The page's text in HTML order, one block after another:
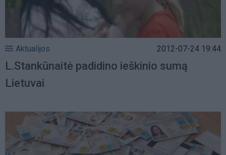
Aktualijos 2012-07-24 19:44
L.Stankūnaitė padidino ieškinio sumą
Lietuvai